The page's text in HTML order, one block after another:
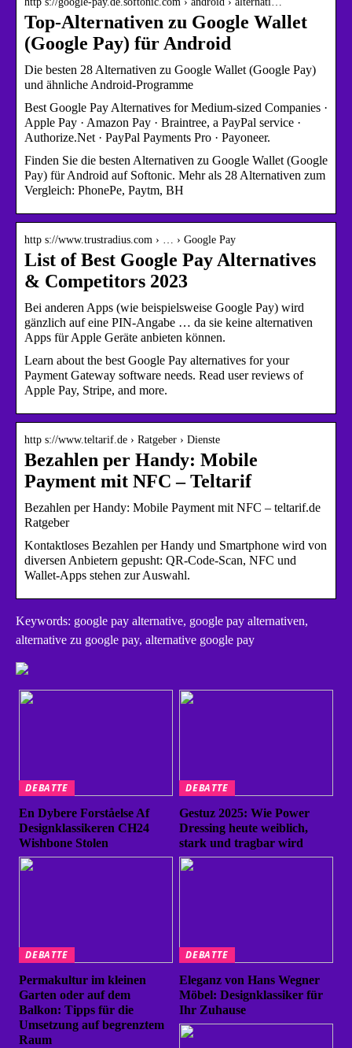
Top-Alternativen zu Google Wallet
(Google Pay) für Android
Die besten 28 Alternativen zu Google Wallet (Google Pay)
und ähnliche Android-Programme
Best Google Pay Alternatives for Medium-sized Companies ·
Apple Pay · Amazon Pay · Braintree, a PayPal service ·
Authorize.Net · PayPal Payments Pro · Payoneer.
Finden Sie die besten Alternativen zu Google Wallet (Google
Pay) für Android auf Softonic. Mehr als 28 Alternativen zum
Vergleich: PhonePe, Paytm, BH
http s://www.trustradius.com › … › Google Pay
List of Best Google Pay Alternatives
& Competitors 2023
Bei anderen Apps (wie beispielsweise Google Pay) wird
gänzlich auf eine PIN-Angabe … da sie keine alternativen
Apps für Apple Geräte anbieten können.
Learn about the best Google Pay alternatives for your
Payment Gateway software needs. Read user reviews of
Apple Pay, Stripe, and more.
http s://www.teltarif.de › Ratgeber › Dienste
Bezahlen per Handy: Mobile
Payment mit NFC – Teltarif
Bezahlen per Handy: Mobile Payment mit NFC – teltarif.de
Ratgeber
Kontaktloses Bezahlen per Handy und Smartphone wird von
diversen Anbietern gepusht: QR-Code-Scan, NFC und
Wallet-Apps stehen zur Auswahl.
Keywords: google pay alternative, google pay alternativen,
alternative zu google pay, alternative google pay
DEBATTE
En Dybere Forståelse Af
Designklassikeren CH24
Wishbone Stolen
DEBATTE
Gestuz 2025: Wie Power
Dressing heute weiblich,
stark und tragbar wird
DEBATTE
Permakultur im kleinen
Garten oder auf dem
Balkon: Tipps für die
Umsetzung auf begrenztem
Raum
DEBATTE
Eleganz von Hans Wegner
Möbel: Designklassiker für
Ihr Zuhause